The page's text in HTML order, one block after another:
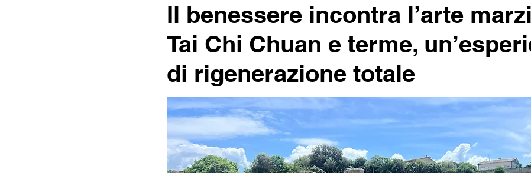
Il benessere incontra l’arte
Tai Chi Chuan e terme,
di rigenerazione totale